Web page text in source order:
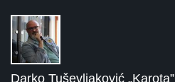
Darko Tuševljaković „Karota”